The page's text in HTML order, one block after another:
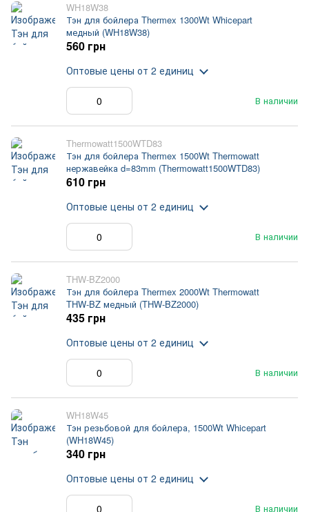
WH18W38
Тэн для бойлера Thermex 1300Wt Whicepart
медный (WH18W38)
В наличии
560 грн
Оптовые цены от 2 единиц
Thermowatt1500WTD83
Тэн для бойлера Thermex 1500Wt Thermowatt
нержавейка d=83mm (Thermowatt1500WTD83)
В наличии
610 грн
Оптовые цены от 2 единиц
THW-BZ2000
Тэн для бойлера Thermex 2000Wt Thermowatt
THW-BZ медный (THW-BZ2000)
В наличии
435 грн
Оптовые цены от 2 единиц
WH18W45
Тэн резьбовой для бойлера, 1500Wt Whicepart
(WH18W45)
В наличии
340 грн
Оптовые цены от 2 единиц